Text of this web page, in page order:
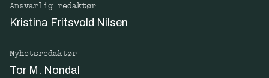
Ansvarlig redaktør
Kristina Fritsvold Nilsen
Nyhetsredaktør
Tor M. Nondal